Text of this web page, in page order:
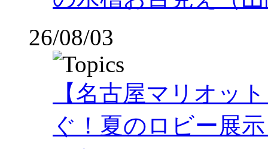
26/08/03
【名古屋マリオッ
ぐ！夏のロビー展